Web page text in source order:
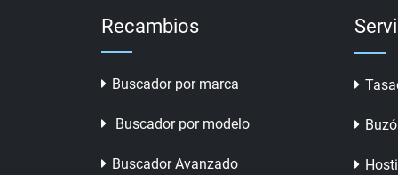
Recambios
Buscador por marca
Buscador por modelo
Buscador Avanzado